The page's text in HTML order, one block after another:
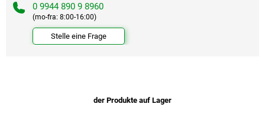
0 9944 890 9 8960
(mo-fra: 8:00-16:00)
Stelle eine Frage
der Produkte auf Lager